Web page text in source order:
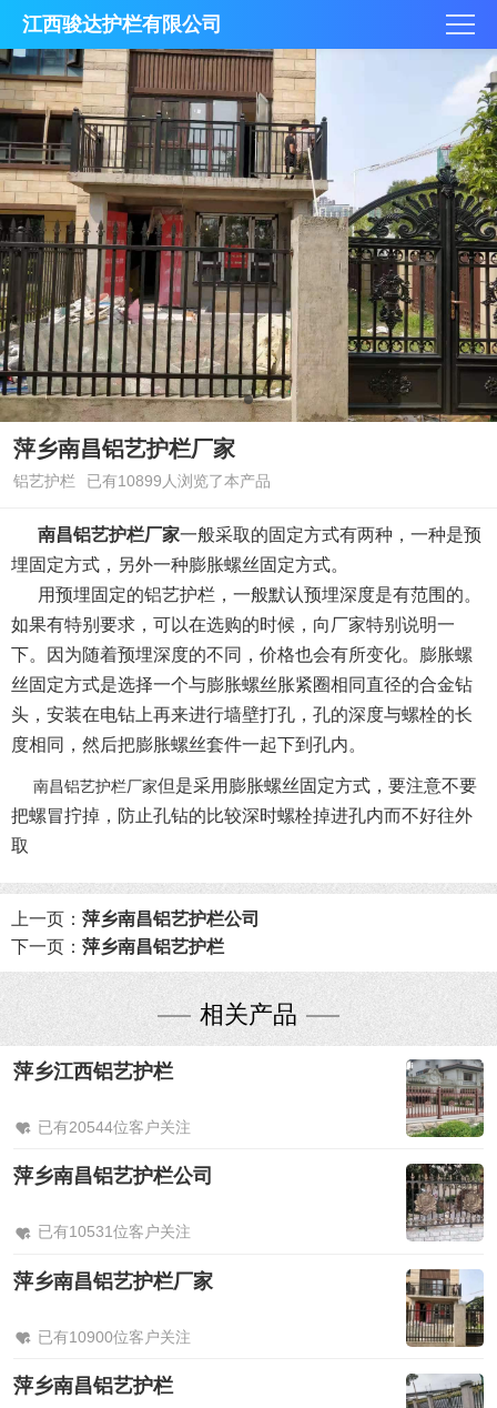
江西骏达护栏有限公司
萍乡南昌铝艺护栏厂家
铝艺护栏 已有10899人浏览了本产品
南昌铝艺护栏厂家一般采取的固定方式有两种，一种是预
埋固定方式，另外一种膨胀螺丝固定方式。
用预埋固定的铝艺护栏，一般默认预埋深度是有范围的。
如果有特别要求，可以在选购的时候，向厂家特别说明一
下。因为随着预埋深度的不同，价格也会有所变化。膨胀螺
丝固定方式是选择一个与膨胀螺丝胀紧圈相同直径的合金钻
头，安装在电钻上再来进行墙壁打孔，孔的深度与螺栓的长
度相同，然后把膨胀螺丝套件一起下到孔内。
南昌铝艺护栏厂家但是采用膨胀螺丝固定方式，要注意不要
把螺冒拧掉，防止孔钻的比较深时螺栓掉进孔内而不好往外
取
上一页： 萍乡南昌铝艺护栏公司
下一页： 萍乡南昌铝艺护栏
相关产品
萍乡江西铝艺护栏
已有20544位客户关注
萍乡南昌铝艺护栏公司
已有10531位客户关注
萍乡南昌铝艺护栏厂家
已有10900位客户关注
萍乡南昌铝艺护栏